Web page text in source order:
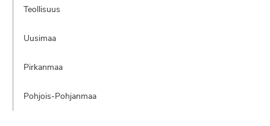
Teollisuus
Uusimaa
Pirkanmaa
Pohjois-Pohjanmaa